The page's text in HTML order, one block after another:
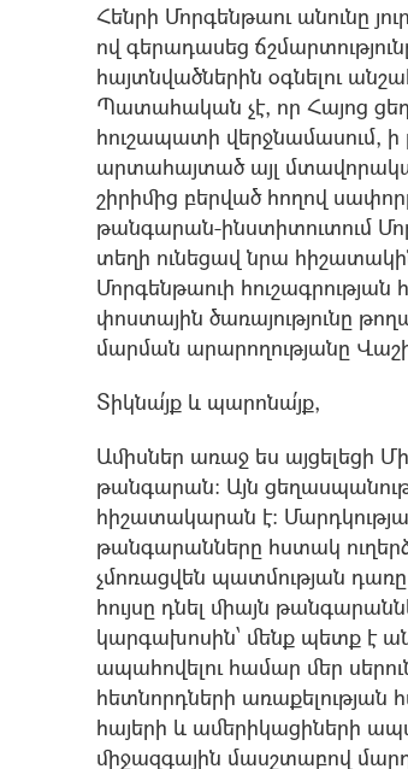
Հենրի Մորգենթաու անունը
ով գերադասեց
հայտնվածներին օգնելու
Պատահական չէ, որ Հայոց
հուշապատի վերջնամասում, ի
արտահայտած այլ
շիրիմից բերված հողով
թանգարան-ինստիտուտում
տեղի ունեցավ նրա
Մորգենթաուի
փոստային ծառայությունը
մարման արարողությանը
Տիկնա՛յք և պարոնա՛յք,
Ամիսներ առաջ ես այցելեցի
թանգարան: Այն
հիշատակարան է:
թանգարանները հստակ
չմոռացվեն պատմության դառը
հույսը դնել միայն
կարգախոսին՝ մենք պետք է
ապահովելու համար մեր
հետնորդների առաքելության
հայերի և ամերիկացիների
միջազգային մասշտաբով